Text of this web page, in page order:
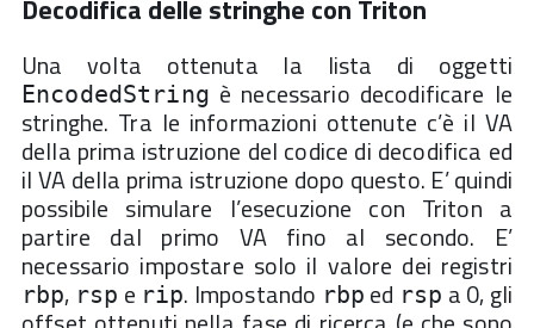
#
# set string_start_disp to be the offset in
if (not
            is_op_reg(bb.instructions[-
3 ],
            is_op_reg(bb.instructions[-
3
],
    )
or
(string_start_disp :=
return
False
# test al, 1; jnz
if
(not is_op_reg(bb.instructions[-2],
or
not is_src_imm(bb.instructions[-2], 1)):
return False
#jnz
Decodifica delle stringhe con Triton
Una volta ottenuta la lista di oggetti
EncodedString è necessario decodificare le
stringhe. Tra le informazioni ottenute c’è il VA
della prima istruzione del codice di decodifica ed
il VA della prima istruzione dopo questo. E’ quindi
possibile simulare l’esecuzione con Triton a
partire dal primo VA fino al secondo. E’
necessario impostare solo il valore dei registri
rbp, rsp e rip. Impostando rbp ed rsp a 0, gli